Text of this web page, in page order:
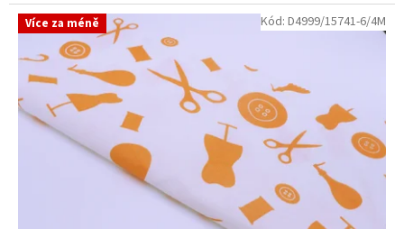
Více za méně Kód: D4999/15741-6/4M